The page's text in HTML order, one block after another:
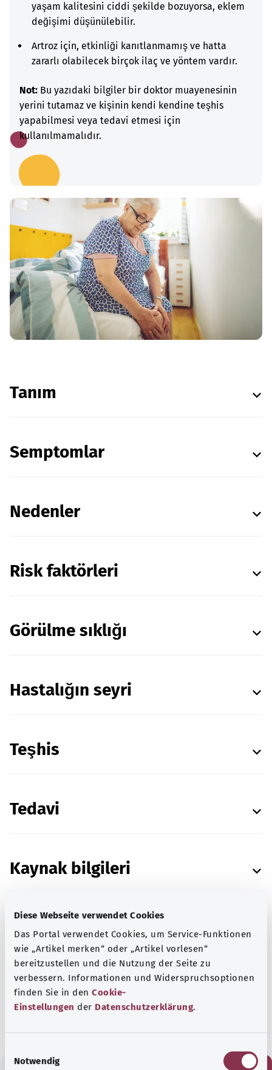
Diese Webseite verwendet Cookies
Das Portal verwendet Cookies, um Service-Funktionen
wie „Artikel merken“ oder „Artikel vorlesen“
bereitzustellen und die Nutzung der Seite zu
verbessern. Informationen und Widerspruchsoptionen
finden Sie in den Cookie-
Einstellungen der Datenschutzerklärung.
Notwendig
yaşam kalitesini ciddi şekilde bozuyorsa, eklem
değişimi düşünülebilir.
Artroz için, etkinliği kanıtlanmamış ve hatta
zararlı olabilecek birçok ilaç ve yöntem vardır.
Not: Bu yazıdaki bilgiler bir doktor muayenesinin
yerini tutamaz ve kişinin kendi kendine teşhis
yapabilmesi veya tedavi etmesi için
kullanılmamalıdır.
Tanım
Semptomlar
Nedenler
Risk faktörleri
Görülme sıklığı
Hastalığın seyri
Teşhis
Tedavi
Kaynak bilgileri
Institut für Qualität und Wirtschaftlichkeit im
Gesundheitswesen (Sağlık Hizmetlerinde Kalite
ve Verimlilik Enstitüsü) (IQWiG) ile birlikte
hazırlanmıştır.
Tarih:24.01.2022